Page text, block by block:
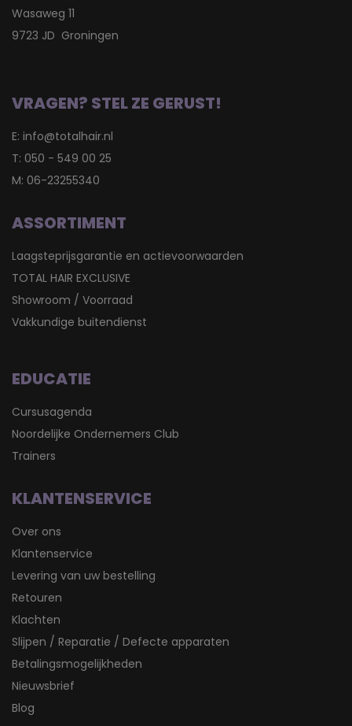
Wasaweg 11
9723 JD Groningen
VRAGEN? STEL ZE GERUST!
E: info@totalhair.nl
T: 050 - 549 00 25
M: 06-23255340
ASSORTIMENT
Laagsteprijsgarantie en actievoorwaarden
TOTAL HAIR EXCLUSIVE
Showroom / Voorraad
Vakkundige buitendienst
EDUCATIE
Cursusagenda
Noordelijke Ondernemers Club
Trainers
KLANTENSERVICE
Over ons
Klantenservice
Levering van uw bestelling
Retouren
Klachten
Slijpen / Reparatie / Defecte apparaten
Betalingsmogelijkheden
Nieuwsbrief
Blog